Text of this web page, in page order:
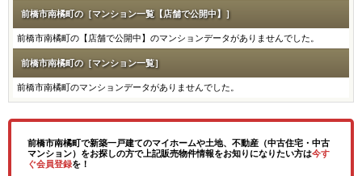
前橋市南橘町の［マンション一覧【店舗で公開中】］
前橋市南橘町の【店舗で公開中】のマンションデータがありませんでした。
前橋市南橘町の［マンション一覧］
前橋市南橘町のマンションデータがありませんでした。
前橋市南橘町で新築一戸建てのマイホームや土地、不動産（中古住宅・中古
マンション）をお探しの方で上記販売物件情報をお知りになりたい方は今す
ぐ会員登録を！